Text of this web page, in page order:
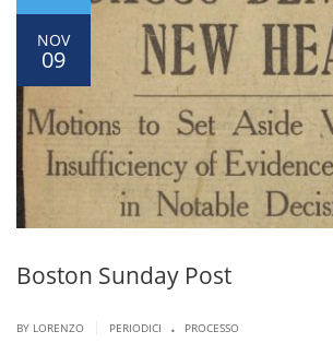
NOV
09
Boston Sunday Post
BY LORENZO PERIODICI . PROCESSO